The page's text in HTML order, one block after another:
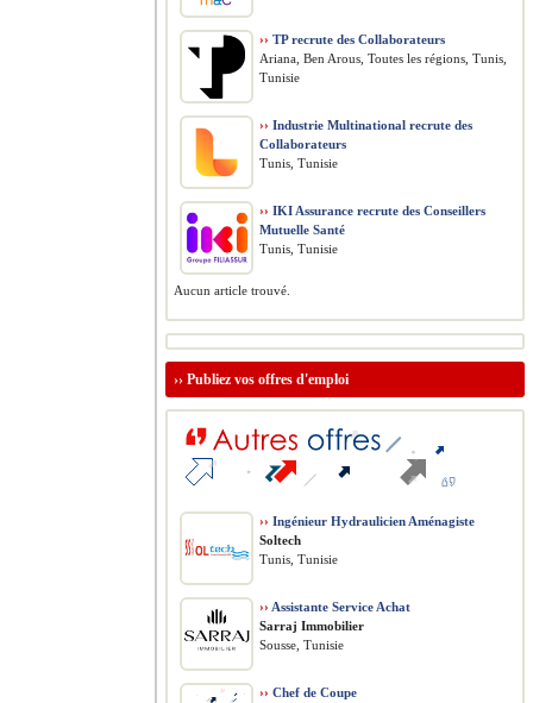
›› TP recrute des Collaborateurs
Ariana, Ben Arous, Toutes les régions, Tunis,
Tunisie
›› Industrie Multinational recrute des
Collaborateurs
Tunis, Tunisie
›› IKI Assurance recrute des Conseillers
Mutuelle Santé
Tunis, Tunisie
Aucun article trouvé.
›› Publiez vos offres d'emploi
›› Ingénieur Hydraulicien Aménagiste
Soltech
Tunis, Tunisie
›› Assistante Service Achat
Sarraj Immobilier
Sousse, Tunisie
›› Chef de Coupe